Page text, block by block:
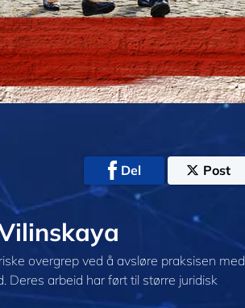
Del Post
overgrep ved å avsløre praksisen med
Deres arbeid har ført til større juridisk